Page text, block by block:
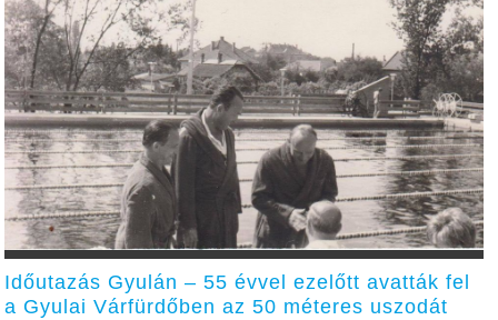
Időutazás Gyulán – 55 évvel ezelőtt avatták fel
a Gyulai Várfürdőben az 50 méteres uszodát